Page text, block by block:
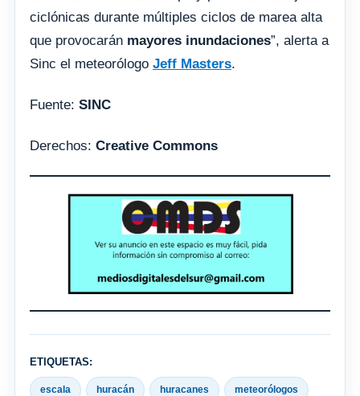
ciclónicas durante múltiples ciclos de marea alta
que provocarán mayores inundaciones”, alerta a
Sinc el meteorólogo Jeff Masters.
Fuente: SINC
Derechos: Creative Commons
ETIQUETAS:
escala huracán huracanes meteorólogos